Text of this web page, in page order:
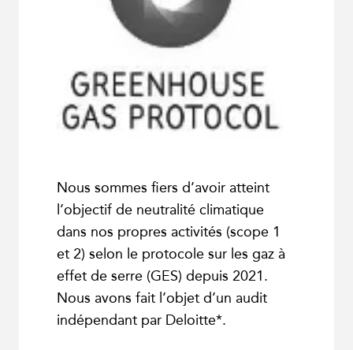
Nous sommes fiers d’avoir atteint
l’objectif de neutralité climatique
dans nos propres activités (scope 1
et 2) selon le protocole sur les gaz à
effet de serre (GES) depuis 2021.
Nous avons fait l’objet d’un audit
indépendant par Deloitte*.